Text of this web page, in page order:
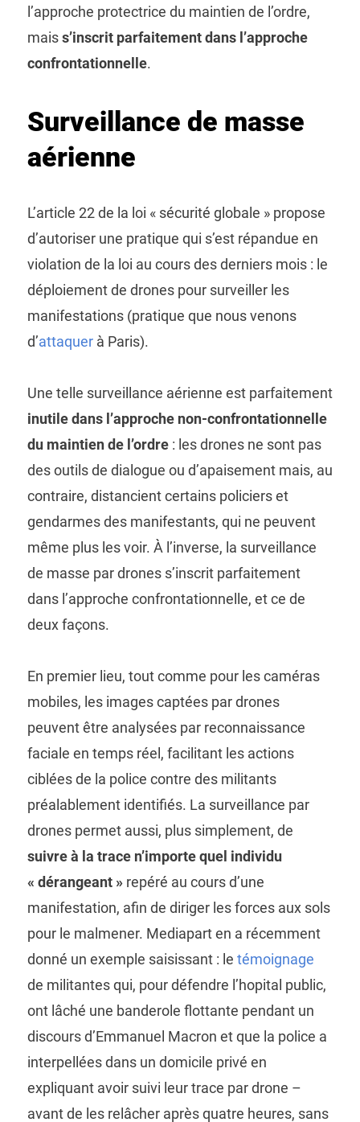
l’approche protectrice du maintien de l’ordre,
maiss’inscrit parfaitement dans l’approche
confrontationnelle.
Surveillance de masse
aérienne
L’article 22 de la loi « sécurité globale » propose
d’autoriser une pratique qui s’est répandue en
violation de la loi au cours des derniers mois : le
déploiement de drones pour surveiller les
manifestations (pratique que nous venons
d’attaquerà Paris).
Une telle surveillance aérienne est parfaitement
inutile dans l’approche non-confrontationnelle
du maintien de l’ordre: les drones ne sont pas
des outils de dialogue ou d’apaisement mais, au
contraire, distancient certains policiers et
gendarmes des manifestants, qui ne peuvent
même plus les voir. À l’inverse, la surveillance
de masse par drones s’inscrit parfaitement
dans l’approche confrontationnelle, et ce de
deux façons.
En premier lieu, tout comme pour les caméras
mobiles, les images captées par drones
peuvent être analysées par reconnaissance
faciale en temps réel, facilitant les actions
ciblées de la police contre des militants
préalablement identifiés. La surveillance par
drones permet aussi, plus simplement, de
suivre à la trace n’importe quel individu
« dérangeant »repéré au cours d’une
manifestation, afin de diriger les forces aux sols
pour le malmener. Mediapart en a récemment
donné un exemple saisissant : le témoignage
de militantes qui, pour défendre l’hopital public,
ont lâché une banderole flottante pendant un
discours d’Emmanuel Macron et que la police a
interpellées dans un domicile privé en
expliquant avoir suivi leur trace par drone –
avant de les relâcher après quatre heures, sans